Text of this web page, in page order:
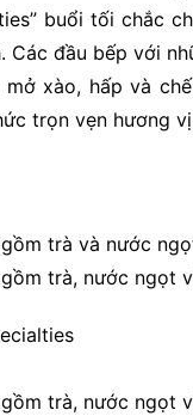
buổi tối chắc
Các đầu bếp với
xào, hấp và
trọn vẹn hương
trà và nước
trà, nước ngọt
trà, nước ngọt